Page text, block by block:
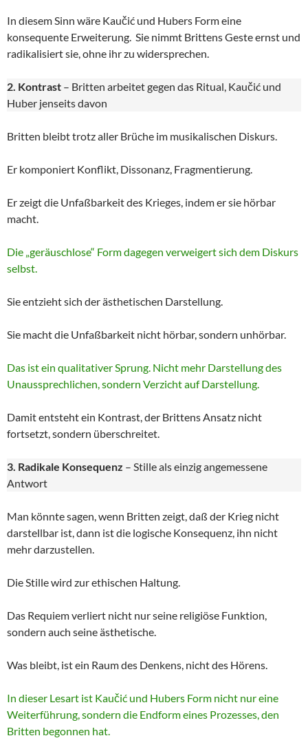
In diesem Sinn wäre Kaučić und Hubers Form eine
konsequente Erweiterung. Sie nimmt Brittens Geste ernst und
radikalisiert sie, ohne ihr zu widersprechen.
2. Kontrast – Britten arbeitet gegen das Ritual, Kaučić und
Huber jenseits davon
Britten bleibt trotz aller Brüche im musikalischen Diskurs.
Er komponiert Konflikt, Dissonanz, Fragmentierung.
Er zeigt die Unfaßbarkeit des Krieges, indem er sie hörbar
macht.
Die „geräuschlose“ Form dagegen verweigert sich dem Diskurs
selbst.
Sie entzieht sich der ästhetischen Darstellung.
Sie macht die Unfaßbarkeit nicht hörbar, sondern unhörbar.
Das ist ein qualitativer Sprung. Nicht mehr Darstellung des
Unaussprechlichen, sondern Verzicht auf Darstellung.
Damit entsteht ein Kontrast, der Brittens Ansatz nicht
fortsetzt, sondern überschreitet.
3. Radikale Konsequenz – Stille als einzig angemessene
Antwort
Man könnte sagen, wenn Britten zeigt, daß der Krieg nicht
darstellbar ist, dann ist die logische Konsequenz, ihn nicht
mehr darzustellen.
Die Stille wird zur ethischen Haltung.
Das Requiem verliert nicht nur seine religiöse Funktion,
sondern auch seine ästhetische.
Was bleibt, ist ein Raum des Denkens, nicht des Hörens.
In dieser Lesart ist Kaučić und Hubers Form nicht nur eine
Weiterführung, sondern die Endform eines Prozesses, den
Britten begonnen hat.